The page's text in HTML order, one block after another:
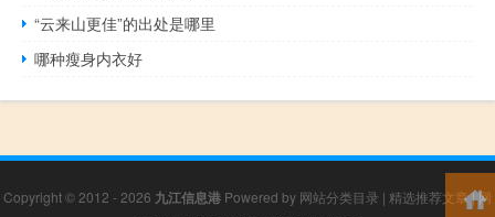
“云来山更佳”的出处是哪里
哪种瘦身内衣好
Copyright © 2012 - 2026 九江信息港 Powered by 网站分类目录 | 精选推荐文章|网